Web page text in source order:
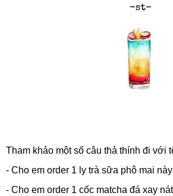
Tham khảo một số câu thả thính đi với
- Cho em order 1 ly trà sữa phô mai
- Cho em order 1 cốc matcha đá xay